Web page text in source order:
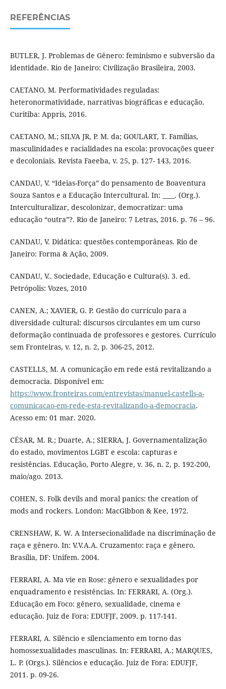
REFERÊNCIAS
BUTLER, J. Problemas de Gênero: feminismo e subversão da
identidade. Rio de Janeiro: Civilização Brasileira, 2003.
CAETANO, M. Performatividades reguladas:
heteronormatividade, narrativas biográficas e educação.
Curitiba: Appris, 2016.
CAETANO, M.; SILVA JR, P. M. da; GOULART, T. Famílias,
masculinidades e racialidades na escola: provocações queer
e decoloniais. Revista Faeeba, v. 25, p. 127- 143, 2016.
CANDAU, V. “Ideias-Força” do pensamento de Boaventura
Souza Santos e a Educação Intercultural. In: ____. (Org.).
Interculturalizar, descolonizar, democratizar: uma
educação “outra”?. Rio de Janeiro: 7 Letras, 2016. p. 76 – 96.
CANDAU, V. Didática: questões contemporâneas. Rio de
Janeiro: Forma & Ação, 2009.
CANDAU, V.. Sociedade, Educação e Cultura(s). 3. ed.
Petrópolis: Vozes, 2010
CANEN, A.; XAVIER, G. P. Gestão do currículo para a
diversidade cultural: discursos circulantes em um curso
deformação continuada de professores e gestores. Currículo
sem Fronteiras, v. 12, n. 2, p. 306-25, 2012.
CASTELLS, M. A comunicação em rede está revitalizando a
democracia. Disponível em:
https://www.fronteiras.com/entrevistas/manuel-castells-a-
comunicacao-em-rede-esta-revitalizando-a-democracia.
Acesso em: 01 mar. 2020.
CÉSAR, M. R.; Duarte, A.; SIERRA, J. Governamentalização
do estado, movimentos LGBT e escola: capturas e
resistências. Educação, Porto Alegre, v. 36, n. 2, p. 192-200,
maio/ago. 2013.
COHEN, S. Folk devils and moral panics: the creation of
mods and rockers. London: MacGibbon & Kee, 1972.
CRENSHAW, K. W. A Intersecionalidade na discriminação de
raça e gênero. In: V.V.A.A. Cruzamento: raça e gênero.
Brasília, DF: Unifem. 2004.
FERRARI, A. Ma vie en Rose: gênero e sexualidades por
enquadramento e resistências. In: FERRARI, A. (Org.).
Educação em Foco: gênero, sexualidade, cinema e
educação. Juiz de Fora: EDUFJF, 2009. p. 117-141.
FERRARI, A. Silêncio e silenciamento em torno das
homossexualidades masculinas. In: FERRARI, A.; MARQUES,
L. P. (Orgs.). Silêncios e educação. Juiz de Fora: EDUFJF,
2011. p. 09-26.